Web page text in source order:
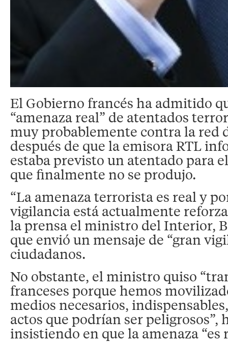
El Gobierno francés ha admitido
“amenaza real” de atentados
muy probablemente contra la red
después de que la emisora RTL
estaba previsto un atentado para
que finalmente no se produjo.
“La amenaza terrorista es real y
vigilancia está actualmente
la prensa el ministro del Interior,
que envió un mensaje de “gran
ciudadanos.
No obstante, el ministro quiso
franceses porque hemos
medios necesarios,
actos que podrían ser peligrosos”,
insistiendo en que la amenaza “es